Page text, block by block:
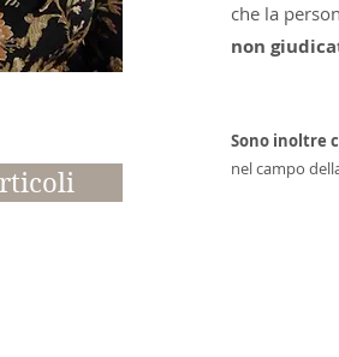
che la
non
Sono inoltre
nel campo